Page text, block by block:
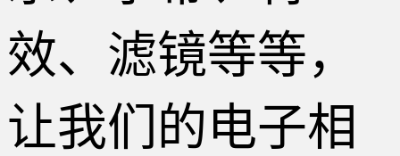
效、滤镜等等，
让我们的电子相